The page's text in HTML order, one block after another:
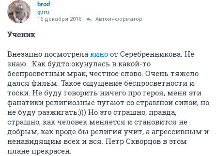
brod
guru
16 декабря 2016 Автоинформатор
Ученик
Внезапно посмотрела кино от Серебренникова. Не
знаю...Как будто окунулась в какой-то
беспросветный мрак, честное слово. Очень тяжело
дался фильм. Такое ощущение беспросветности и
тоски. Не буду говорить ничего про героя, меня эти
фанатики религиозные пугают со страшной силой, но
не буду разжигать:))) Но это страшно, правда,
страшно, как человек меняется и становится не
добрым, как вроде бы религия учит, а агрессивным и
ненавидящим всех и вся. Петр Скворцов в этом
плане прекрасен.